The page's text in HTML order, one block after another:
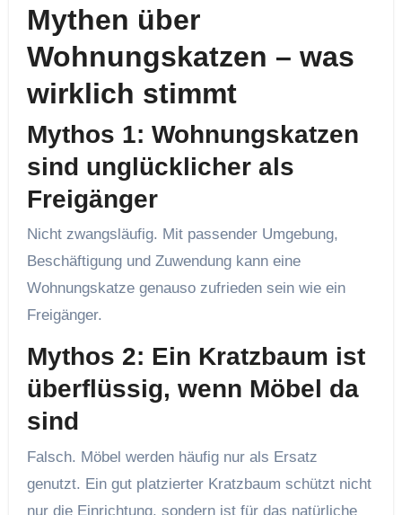
Mythen über
Wohnungskatzen – was
wirklich stimmt
Mythos 1: Wohnungskatzen
sind unglücklicher als
Freigänger
Nicht zwangsläufig. Mit passender Umgebung,
Beschäftigung und Zuwendung kann eine
Wohnungskatze genauso zufrieden sein wie ein
Freigänger.
Mythos 2: Ein Kratzbaum ist
überflüssig, wenn Möbel da
sind
Falsch. Möbel werden häufig nur als Ersatz
genutzt. Ein gut platzierter Kratzbaum schützt nicht
nur die Einrichtung, sondern ist für das natürliche